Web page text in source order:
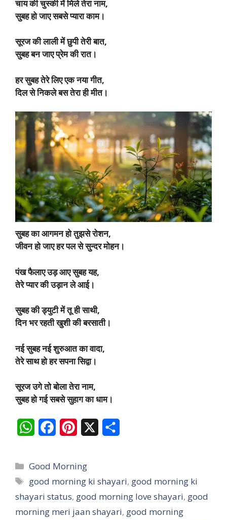
चाय की चुस्की में मिले तेरा नाम,
सुबह हो जाए सबसे प्यारा काम।
सूरज की लाली में छुपी तेरी बात,
सुबह बन जाए प्रेम की रात।
हर सुबह तेरे लिए एक नया गीत,
दिल से निकले बस तेरा ही मीत।
सुबह का आगमन हो तुझसे रोशन,
जीवन हो जाए हर पल से सुन्दर मोहन।
पंख फैलाए उड़ आए सुबह यह,
तेरे प्यार की उड़ान ले आई।
सुबह की ड्युटी में तू ही साथी,
दिन भर रहती खुशी की बरसाती।
नई सुबह नई शुरुआत का वादा,
तेरे साथ हो हर सपना सिद्वा।
सूरज उगे तो बोला तेरा नाम,
सुबह हो गई सबसे सुहाग का धाम।
W
t
s
A
c
e
b
o
t
e
r
r
e
Categories
Good Morning
Tags
good morning ki shayari, good morning ki
shayari status, good morning love shayari, good
morning meri jaan shayari, good morning